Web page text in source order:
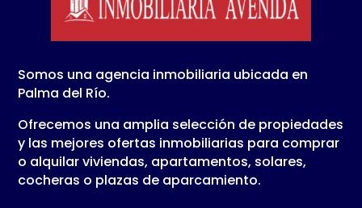
Somos una agencia inmobiliaria ubicada en
Palma del Río.
Ofrecemos una amplia selección de propiedades
y las mejores ofertas inmobiliarias para comprar
o alquilar viviendas, apartamentos, solares,
cocheras o plazas de aparcamiento.